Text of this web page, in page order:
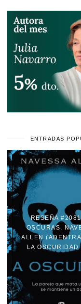
ENTRADAS
RESEÑA
OSCURAS,
ALLEN
LA OSCURIDAD